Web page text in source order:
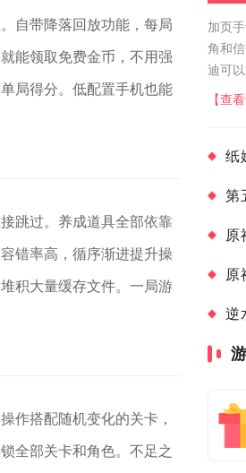
自带降落回放功能，每局
能领取免费金币，不用强
局得分。低配置手机也能
跳过。养成道具全部依靠
错率高，循序渐进提升操
积大量缓存文件。一局游
作搭配随机变化的关卡，
全部关卡和角色。不足之
加页
角和
迪可
的位
【查
第
原
原
逆